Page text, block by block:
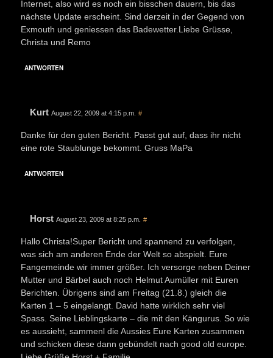
Internet, also wird es noch ein bisschen dauern, bis das
nächste Update erscheint. Sind derzeit in der Gegend von
Exmouth und geniessen das Badewetter.Liebe Grüsse,
Christa und Remo
ANTWORTEN
Kurt August 22, 2009 at 4:15 p.m. #
Danke für den guten Bericht. Passt gut auf, dass ihr nicht
eine rote Staublunge bekommt. Gruss MaPa
ANTWORTEN
Horst August 23, 2009 at 8:25 p.m. #
Hallo Christa!Super Bericht und spannend zu verfolgen,
was sich am anderen Ende der Welt so abspielt. Eure
Fangemeinde wir immer größer. Ich versorge neben Deiner
Mutter und Bärbel auch noch Helmut Aumüller mit Euren
Berichten. Übrigens sind am Freitag (21.8.) gleich die
Karten 1 – 5 eingelangt. David hatte wirklich sehr viel
Spass. Seine Lieblingskarte – die mit den Kängurus. So wie
es aussieht, sammenl die Aussies Eure Karten zusammen
und schicken diese dann gebündelt nach good old europe.